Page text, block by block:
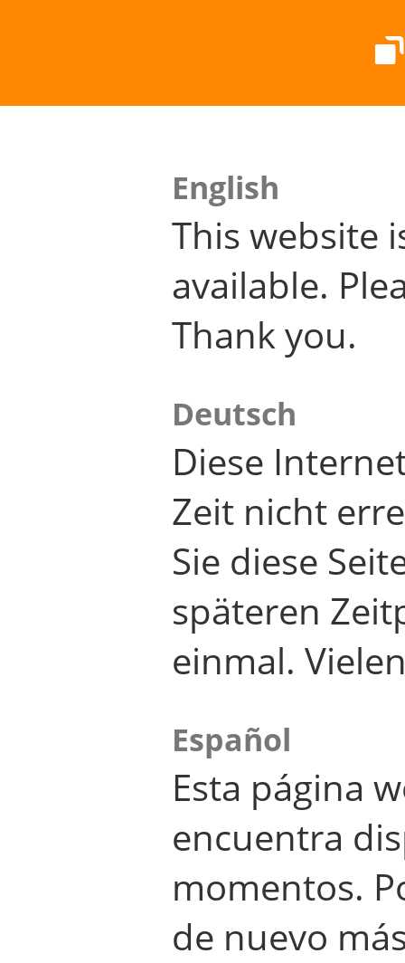
English
This website
available.
Thank you.
Deutsch
Diese
Zeit nicht
Sie diese
späteren
einmal.
Español
Esta página
encuentra
momentos.
de nuevo